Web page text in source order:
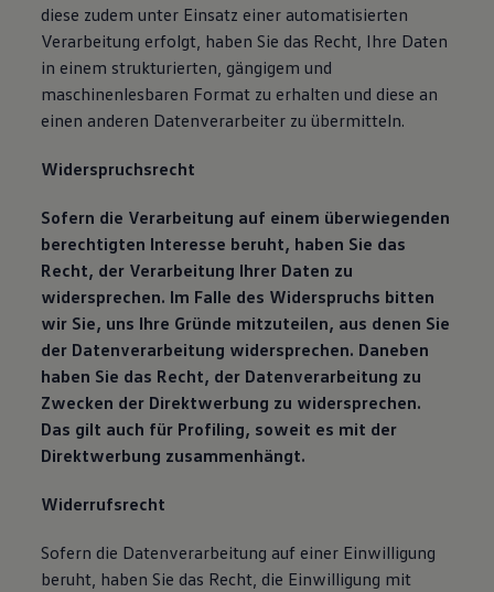
diese zudem unter Einsatz einer automatisierten
Verarbeitung erfolgt, haben Sie das Recht, Ihre Daten
in einem strukturierten, gängigem und
maschinenlesbaren Format zu erhalten und diese an
einen anderen Datenverarbeiter zu übermitteln.
Widerspruchsrecht
Sofern die Verarbeitung auf einem überwiegenden
berechtigten Interesse beruht, haben Sie das
Recht, der Verarbeitung Ihrer Daten zu
widersprechen. Im Falle des Widerspruchs bitten
wir Sie, uns Ihre Gründe mitzuteilen, aus denen Sie
der Datenverarbeitung widersprechen. Daneben
haben Sie das Recht, der Datenverarbeitung zu
Zwecken der Direktwerbung zu widersprechen.
Das gilt auch für Profiling, soweit es mit der
Direktwerbung zusammenhängt.
Widerrufsrecht
Sofern die Datenverarbeitung auf einer Einwilligung
beruht, haben Sie das Recht, die Einwilligung mit